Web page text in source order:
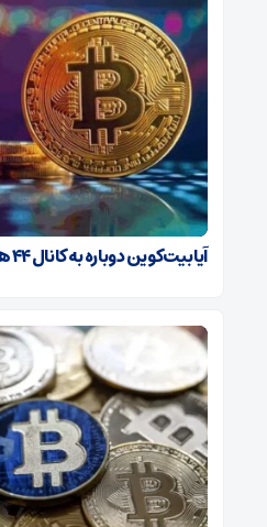
آیا بیت‌کوین دوباره به کانال ۴۴ هزار دلار برمی‌گردد؟